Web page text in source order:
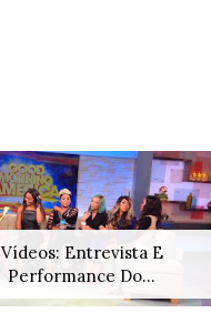
Vídeos: Entrevista E
Performance Do...